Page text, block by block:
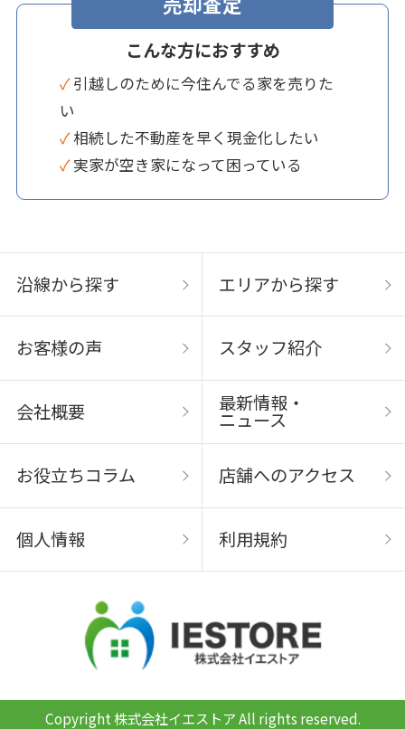
こんな方におすすめ
✓ 引越しのために今住んでる家を売りた
い
✓ 相続した不動産を早く現金化したい
✓ 実家が空き家になって困っている
沿線から探す エリアから探す
お客様の声 スタッフ紹介
会社概要 最新情報・
ニュース
お役立ちコラム 店舗へのアクセス
個人情報 利用規約
Copyright 株式会社イエストア All rights reserved.